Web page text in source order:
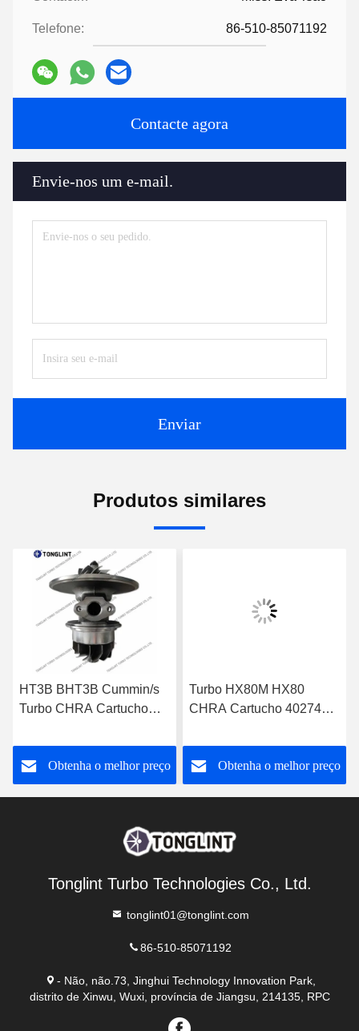
Telefone: 86-510-85071192
Contacte agora
Envie-nos um e-mail.
Enviar
Produtos similares
HT3B BHT3B Cummin/s
Turbo CHRA Cartucho
Diesel 3529040
Obtenha o melhor preço
Turbo HX80M HX80
CHRA Cartucho 4027408
Gerador Marítimo
Cummin/sObtenha o melhor preço
Tonglint Turbo Technologies Co., Ltd.
tonglint01@tonglint.com
86-510-85071192
- Não, não.73, Jinghui Technology Innovation Park,
distrito de Xinwu, Wuxi, província de Jiangsu, 214135, RPC